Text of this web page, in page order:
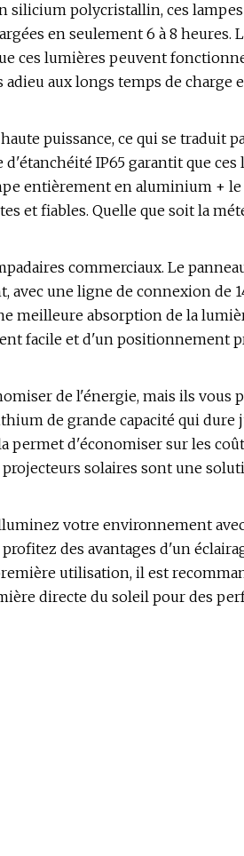
silicium polycristallin, ces
en seulement 6 à 8 heures.
ces lumières peuvent
aux longs temps de charge
puissance, ce qui se traduit
IP65 garantit que ces
entièrement en aluminium +
et fiables. Quelle que soit la
commerciaux. Le
une ligne de connexion de
meilleure absorption de la
facile et d'un positionnement
de l'énergie, mais ils vous
de grande capacité qui dure
permet d'économiser sur les
solaires sont une
votre environnement
des avantages d'un
utilisation, il est
directe du soleil pour des